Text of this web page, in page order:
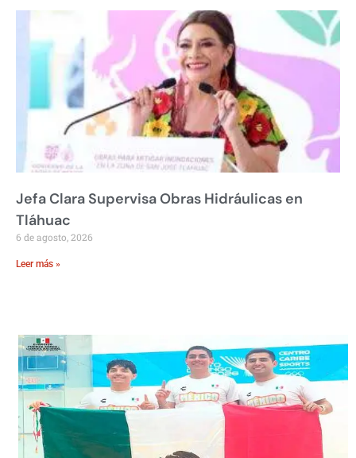
Jefa Clara Supervisa Obras Hidráulicas en
Tláhuac
6 de agosto, 2026
Leer más »